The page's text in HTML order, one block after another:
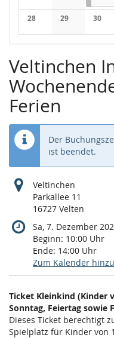
Keine Veranstaltungen
Keine
28
Keine Veranstaltungen
29
Keine
30
Keine
Veltinchen
Ferien
Der
ist beendet.
Veltinchen
Parkallee 11
16727 Velten
Sa, 7. Dezember
Beginn: 10:00 Uhr
Ende: 14:00 Uhr
Zum Kalender
Produkte
Produkte
Ticket Kleinkind (Kinder
Sonntag, Feiertag sowie
Dieses Ticket berechtigt
Spielplatz für Kinder von